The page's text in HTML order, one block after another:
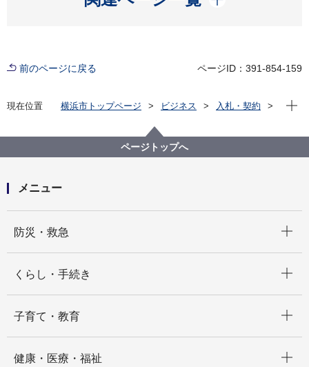
前のページに戻る ページID：391-854-159
現在位置 横浜市トップページ ビジネス
入札・契約
【質問回答掲載】令和５年度横浜市産後母子ケア事業
（ショートステイ・デイケア）業務委託
現在
ページトップへ
メニュー
防災・救急
くらし・手続き
子育て・教育
健康・医療・福祉